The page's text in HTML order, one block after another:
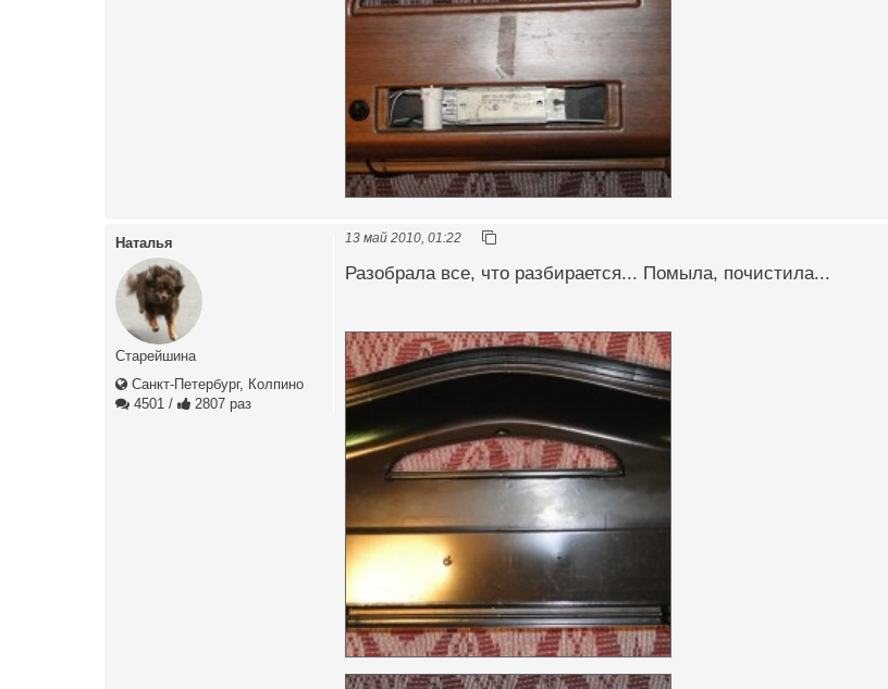
Наталья
Старейшина
Санкт-Петербург, Колпино
4501 / 2807 раз
13 май 2010, 01:22
Разобрала все, что разбирается... Помыла, почистила...